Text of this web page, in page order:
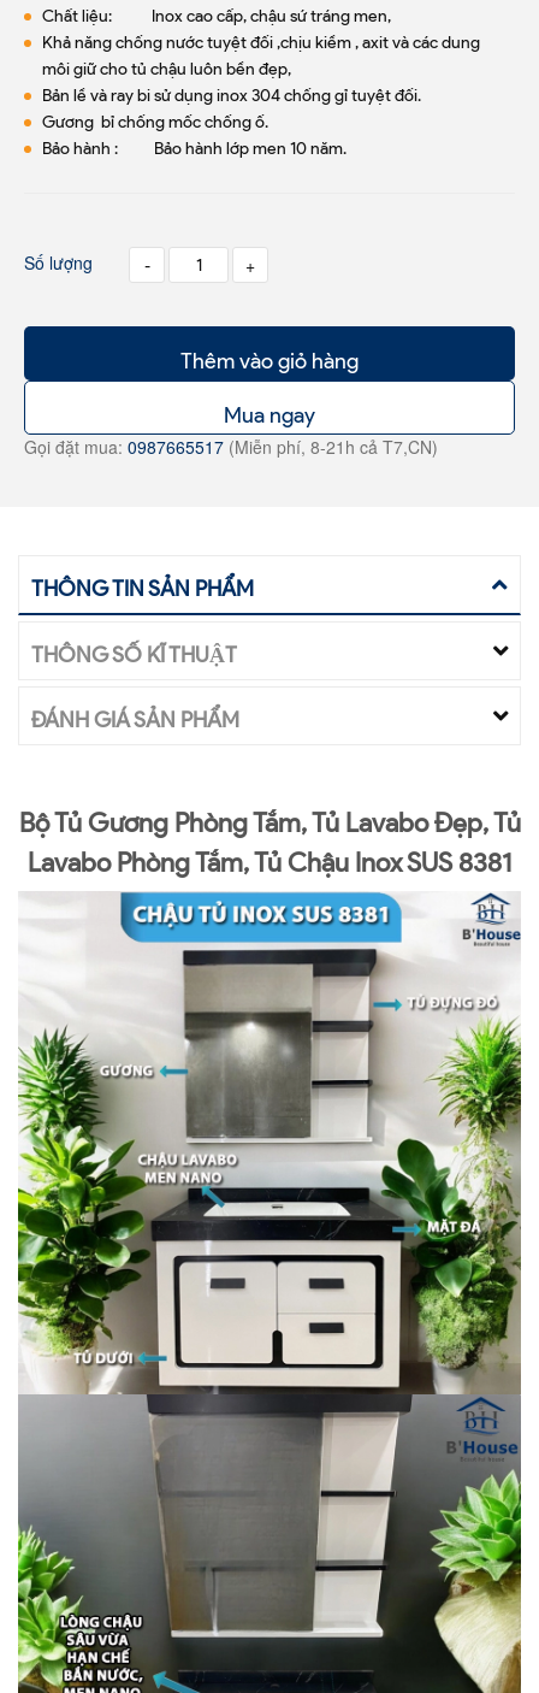
Chất liệu: Inox cao cấp, chậu sứ tráng men,
Khả năng chống nước tuyệt đối ,chịu kiềm , axit và các dung
môi giữ cho tủ chậu luôn bền đẹp,
Bản lề và ray bi sử dụng inox 304 chống gỉ tuyệt đối.
Gương bỉ chống mốc chống ố.
Bảo hành : Bảo hành lớp men 10 năm.
Số lượng - +
Thêm vào giỏ hàng
Mua ngay
Gọi đặt mua: 0987665517 (Miễn phí, 8-21h cả T7,CN)
THÔNG TIN SẢN PHẨM
THÔNG SỐ KĨ THUẬT
ĐÁNH GIÁ SẢN PHẨM
Bộ Tủ Gương Phòng Tắm, Tủ Lavabo Đẹp, Tủ
Lavabo Phòng Tắm, Tủ Chậu Inox SUS 8381